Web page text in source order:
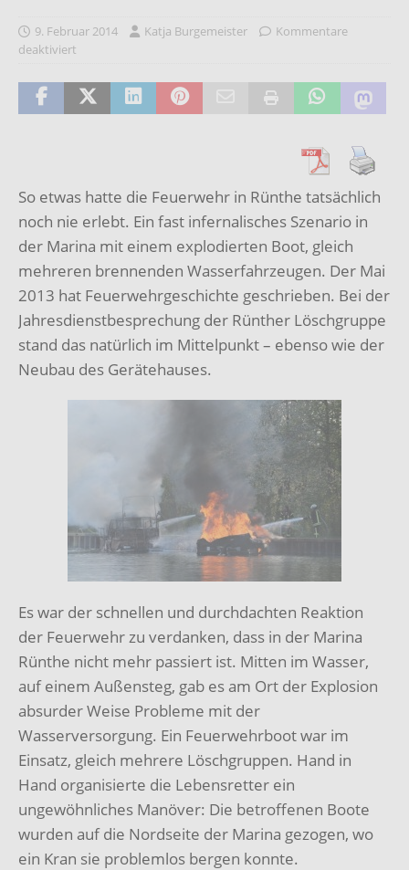
9. Februar 2014 Katja Burgemeister
Kommentare
deaktiviert
So etwas hatte die Feuerwehr in Rünthe tatsächlich
noch nie erlebt. Ein fast infernalisches Szenario in
der Marina mit einem explodierten Boot, gleich
mehreren brennenden Wasserfahrzeugen. Der Mai
2013 hat Feuerwehrgeschichte geschrieben. Bei der
Jahresdienstbesprechung der Rünther Löschgruppe
stand das natürlich im Mittelpunkt – ebenso wie der
Neubau des Gerätehauses.
Es war der schnellen und durchdachten Reaktion
der Feuerwehr zu verdanken, dass in der Marina
Rünthe nicht mehr passiert ist. Mitten im Wasser,
auf einem Außensteg, gab es am Ort der Explosion
absurder Weise Probleme mit der
Wasserversorgung. Ein Feuerwehrboot war im
Einsatz, gleich mehrere Löschgruppen. Hand in
Hand organisierte die Lebensretter ein
ungewöhnliches Manöver: Die betroffenen Boote
wurden auf die Nordseite der Marina gezogen, wo
ein Kran sie problemlos bergen konnte.